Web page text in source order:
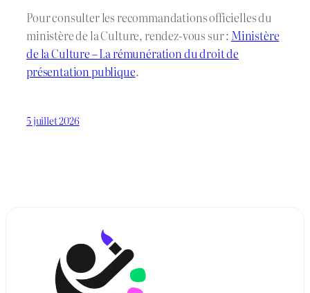
Pour consulter les recommandations officielles du
ministère de la Culture, rendez-vous sur : Ministère
de la Culture – La rémunération du droit de
présentation publique.
5 juillet 2026